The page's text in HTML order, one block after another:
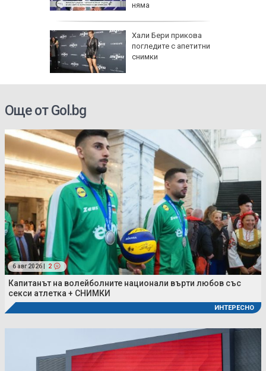
няма
Хали Бери прикова
погледите с апетитни
снимки
Още от Gol.bg
6 авг 2026 | 2
Капитанът на волейболните национали върти любов със
секси атлетка + СНИМКИ
ИНТЕРЕСНО